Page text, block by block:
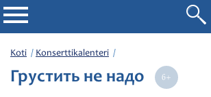
Filharmonia
Konserttikalenteri
Koti Konserttikalenteri
Грустить не надо